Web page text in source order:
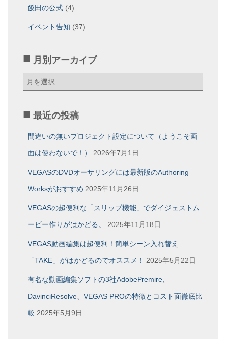
飯田の公式 (4)
イベント告知 (37)
月別アーカイブ
月
別
カ
ブ
最近の投稿
間違いの無いプロジェクト設定について（ようこそ画
面は使わないで！） 2026年7月1日
VEGASのDVDオーサリングには最新版のAuthoring
Worksがおすすめ 2025年11月26日
VEGASの超便利な「スリップ機能」でダイジェストム
ービー作りがはかどる。 2025年11月18日
VEGAS動画編集は超便利！簡単シーン入れ替え
「TAKE」がはかどるのでオススメ！ 2025年5月22日
有名な動画編集ソフトの3社AdobePremire、
DavinciResolve、VEGAS PROの特徴とコスト面徹底比
較 2025年5月9日